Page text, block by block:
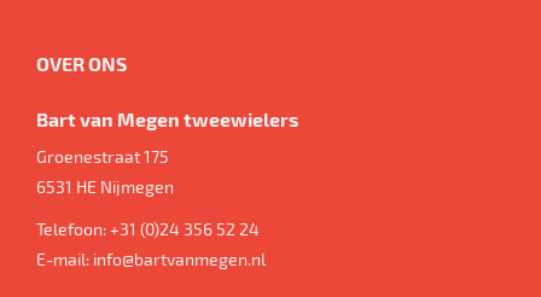
OVER ONS
Bart van Megen tweewielers
Groenestraat 175
6531 HE Nijmegen
Telefoon:+31 (0)24 356 52 24
E-mail: info@bartvanmegen.nl